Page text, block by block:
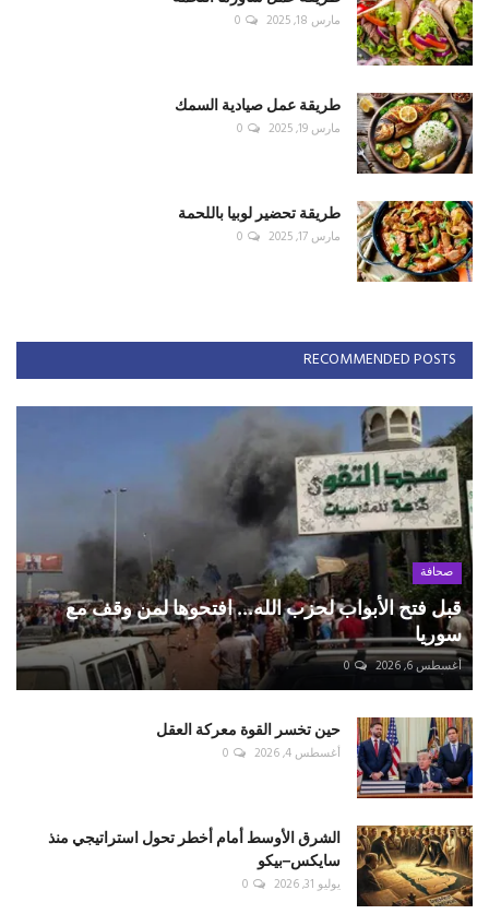
مارس 18, 2025 0
طريقة عمل صيادية السمك
مارس 19, 2025 0
طريقة تحضير لوبيا باللحمة
مارس 17, 2025 0
RECOMMENDED POSTS
صحافة
قبل فتح الأبواب لحزب الله... افتحوها لمن وقف مع
سوريا
أغسطس 6, 2026 0
حين تخسر القوة معركة العقل
أغسطس 4, 2026 0
الشرق الأوسط أمام أخطر تحول استراتيجي منذ
سايكس–بيكو
يوليو 31, 2026 0